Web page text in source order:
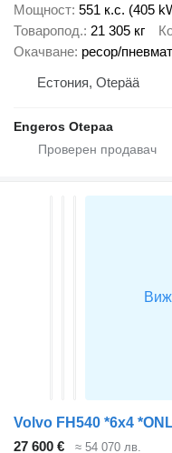
Мощност 551 к.с. (405
Товаропод. 21 305 кг
Окачване ресор/
Естония, Otepää
Engeros Otepaa
27 600 € ≈ 54 070 лв.